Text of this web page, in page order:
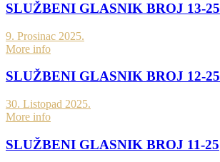
SLUŽBENI GLASNIK BROJ 13-25
9. Prosinac 2025.
More info
SLUŽBENI GLASNIK BROJ 12-25
30. Listopad 2025.
More info
SLUŽBENI GLASNIK BROJ 11-25